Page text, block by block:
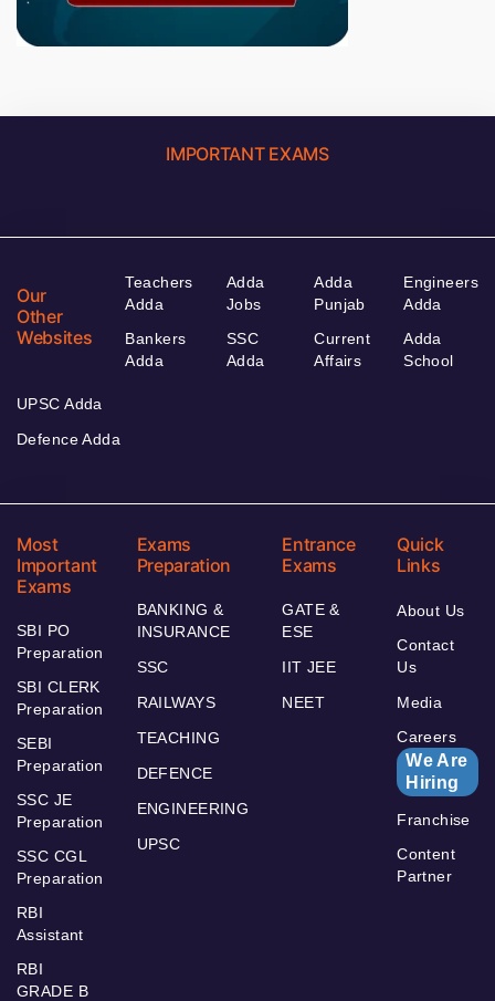
IMPORTANT EXAMS
Our
Other
Websites
Teachers
Adda
Bankers
Adda
Adda
Jobs
SSC
Adda
Adda
Punjab
Current
Affairs
Engineers
Adda
Adda
School
UPSC Adda
Defence Adda
Most
Important
Exams
SBI PO
Preparation
SBI CLERK
Preparation
SEBI
Preparation
SSC JE
Preparation
SSC CGL
Preparation
RBI
Assistant
RBI
GRADE B
Exams
Preparation
BANKING &
INSURANCE
SSC
RAILWAYS
TEACHING
DEFENCE
ENGINEERING
UPSC
Entrance
Exams
GATE &
ESE
IIT JEE
NEET
Quick
Links
About Us
Contact
Us
Media
Careers
We Are
Hiring
Franchise
Content
Partner